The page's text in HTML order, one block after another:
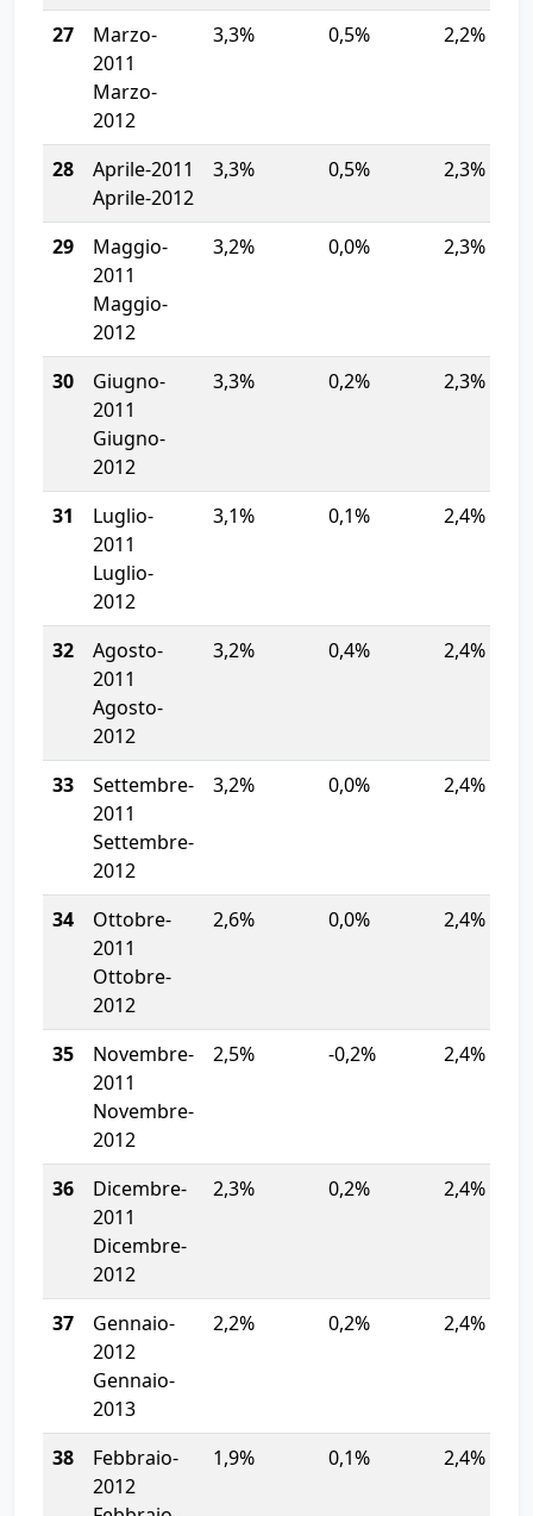
27
Marzo-
2011
Marzo-
2012
3,3% 0,5% 2,2%
28
Aprile-2011
Aprile-2012
3,3% 0,5% 2,3%
29
Maggio-
2011
Maggio-
2012
3,2% 0,0% 2,3%
30
Giugno-
2011
Giugno-
2012
3,3% 0,2% 2,3%
31
Luglio-
2011
Luglio-
2012
3,1% 0,1% 2,4%
32
Agosto-
2011
Agosto-
2012
3,2% 0,4% 2,4%
33
Settembre-
2011
Settembre-
2012
3,2% 0,0% 2,4%
34
Ottobre-
2011
Ottobre-
2012
2,6% 0,0% 2,4%
35
Novembre-
2011
Novembre-
2012
2,5% -0,2% 2,4%
36
Dicembre-
2011
Dicembre-
2012
2,3% 0,2% 2,4%
37
Gennaio-
2012
Gennaio-
2013
2,2% 0,2% 2,4%
38
Febbraio-
2012
1,9% 0,1% 2,4%